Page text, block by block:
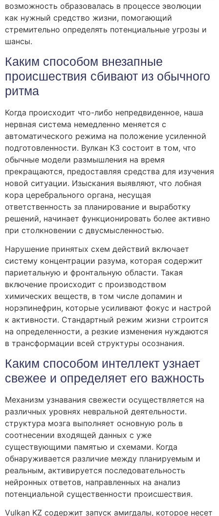
возможность образовалась в процессе эволюции
как нужный средство жизни, помогающий
стремительно определять потенциальные угрозы и
шансы.
Каким способом внезапные
происшествия сбивают из обычного
ритма
Когда происходит что-либо непредвиденное, наша
нервная система немедленно меняется с
автоматического режима на положение усиленной
подготовленности. Вулкан КЗ состоит в том, что
обычные модели размышления на время
прекращаются, предоставляя средства для изучения
новой ситуации. Изыскания выявляют, что лобная
кора церебрального органа, несущая
ответственность за планирование и выработку
решений, начинает функционировать более активно
при столкновении с двусмысленностью.
Нарушение принятых схем действий включает
систему концентрации разума, которая содержит
париетальную и фронтальную области. Такая
включение происходит с производством
химических веществ, в том числе допамин и
норэпинефрин, которые усиливают фокус и настрой
к активности. Стандартный режим жизни строится
на определенности, а резкие изменения нуждаются
в трансформации всей структуры осознания.
Каким способом интеллект узнает
свежее и определяет его важность
Механизм узнавания свежести осуществляется на
различных уровнях невральной деятельности.
структура мозга выполняет основную роль в
соотнесении входящей данных с уже
существующими памятью и схемами. Когда
обнаруживается различие между планируемым и
реальным, активируется последовательность
нейронных ответов, направленных на анализ
потенциальной существенности происшествия.
Vulkan KZ содержит запуск амигдалы, которое несет